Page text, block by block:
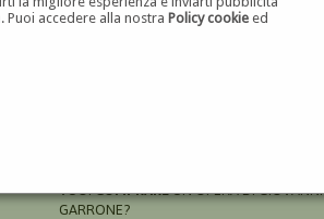
Puoi accedere alla nostraPolicy cookie ed
VUOICOMPRAREUN'OPERA DI GIOVANNI
GARRONE?